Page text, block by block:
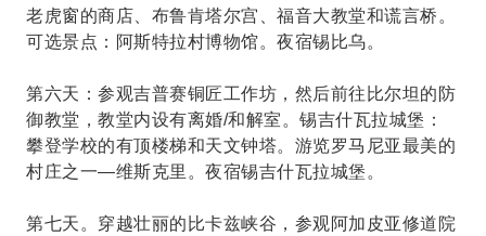
老虎窗的商店、布鲁肯塔尔宫、福音大教堂和谎言桥。
可选景点：阿斯特拉村博物馆。夜宿锡比乌。
第六天：参观吉普赛铜匠工作坊，然后前往比尔坦的防
御教堂，教堂内设有离婚/和解室。锡吉什瓦拉城堡：
攀登学校的有顶楼梯和天文钟塔。游览罗马尼亚最美的
村庄之一—维斯克里。夜宿锡吉什瓦拉城堡。
第七天。穿越壮丽的比卡兹峡谷，参观阿加皮亚修道院